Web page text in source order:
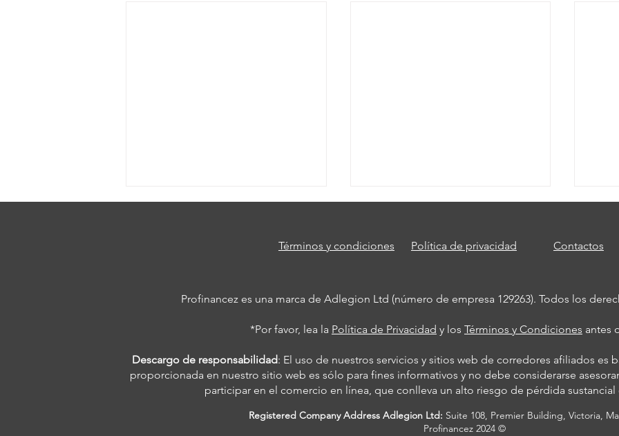
Qué sucedió luego de la
de Amazon
¿Tesla volverá a alcanzar
una valoración de un billón
de dólares?
Los
Términos y condiciones Política de privacidad Contactos
Profinancez es una marca de Adlegion Ltd (número de empresa 129263). Todos los
*Por favor, lea la Política de Privacidad y los Términos y Condiciones antes
Descargo de responsabilidad: El uso de nuestros servicios y sitios web de corredores afiliados es
proporcionada en nuestro sitio web es sólo para fines informativos y no debe considerarse
participar en el comercio en línea, que conlleva un alto riesgo de pérdida
Registered Company Address Adlegion Ltd: Suite 108, Premier Building, Victoria,
Profinancez2024 ©